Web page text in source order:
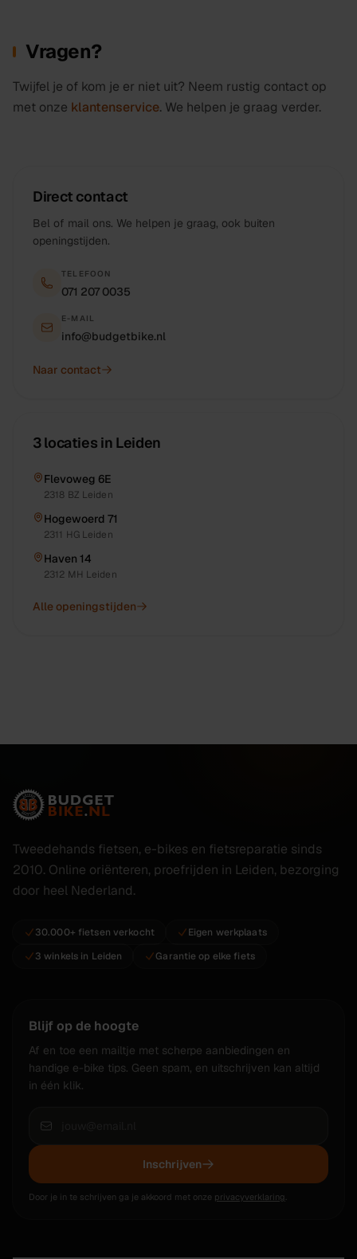
Vragen?
Twijfel je of kom je er niet uit? Neem rustig contact op
met onze klantenservice. We helpen je graag verder.
Direct contact
Bel of mail ons. We helpen je graag, ook buiten
openingstijden.
TELEFOON
071 207 0035
E-MAIL
info@budgetbike.nl
Naar contact
3 locaties in Leiden
Flevoweg 6E
2318 BZ Leiden
Hogewoerd 71
2311 HG Leiden
Haven 14
2312 MH Leiden
Alle openingstijden
Tweedehands fietsen, e-bikes en fietsreparatie sinds
2010. Online oriënteren, proefrijden in Leiden, bezorging
door heel Nederland.
30.000+ fietsen verkocht
Eigen werkplaats
3 winkels in Leiden
Garantie op elke fiets
Blijf op de hoogte
Af en toe een mailtje met scherpe aanbiedingen en
handige e-bike tips. Geen spam, en uitschrijven kan altijd
in één klik.
Inschrijven
Door je in te schrijven ga je akkoord met onze privacyverklaring.